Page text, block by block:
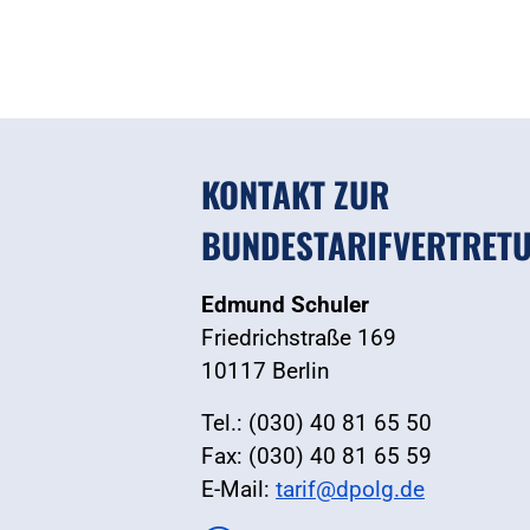
KONTAKT ZUR
Edmund Schuler
Friedrichstraße 169
10117 Berlin
Tel.: (030) 40 81 65 50
Fax: (030) 40 81 65 59
E-Mail: tarif@dpolg.de